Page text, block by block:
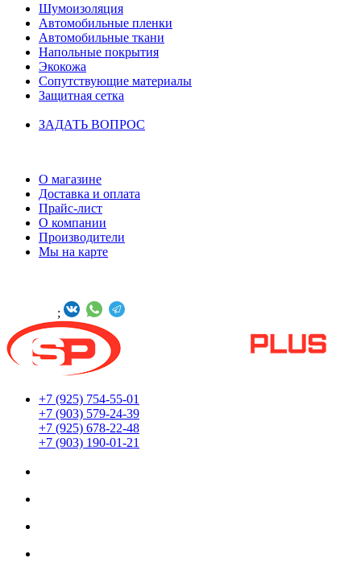
Шумоизоляция
Автомобильные пленки
Автомобильные ткани
Напольные покрытия
Экокожа
Сопутствующие материалы
Защитная сетка
ЗАДАТЬ ВОПРОС
О магазине
Доставка и оплата
Прайс-лист
О компании
Производители
Мы на карте
;
+7 (925) 754-55-01
+7 (903) 579-24-39
+7 (925) 678-22-48
+7 (903) 190-01-21